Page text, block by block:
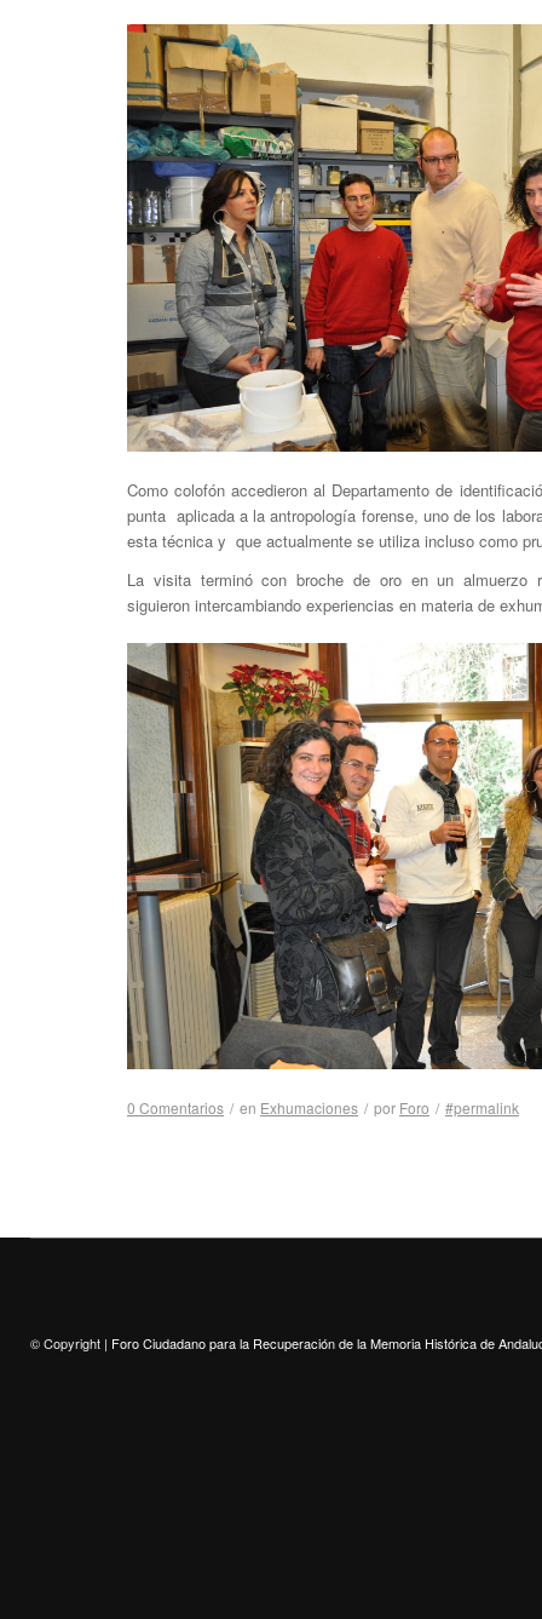
Como colofón accedieron al Departamento de
punta aplicada a la antropología forense, uno de los
esta técnica y que actualmente se utiliza incluso como
La visita terminó con broche de oro en un almuerzo
siguieron intercambiando experiencias en materia de
0 Comentarios / en Exhumaciones / por Foro / #permalink
© Copyright | Foro Ciudadano para la Recuperación de la Memoria Histórica de